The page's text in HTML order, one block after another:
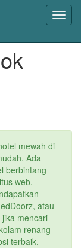
mewah di
Ada
berbintang
web.
atau
mencari
renang
terbaik.